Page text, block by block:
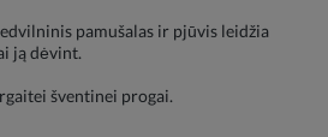
pamušalas ir pjūvis leidžia
ją dėvint.
šventinei progai.